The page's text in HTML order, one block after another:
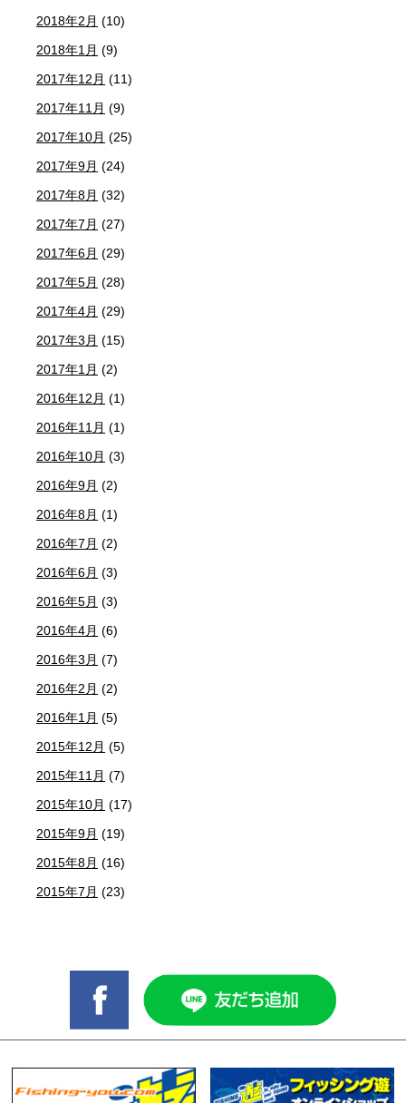
2018年2月 (10)
2018年1月 (9)
2017年12月 (11)
2017年11月 (9)
2017年10月 (25)
2017年9月 (24)
2017年8月 (32)
2017年7月 (27)
2017年6月 (29)
2017年5月 (28)
2017年4月 (29)
2017年3月 (15)
2017年1月 (2)
2016年12月 (1)
2016年11月 (1)
2016年10月 (3)
2016年9月 (2)
2016年8月 (1)
2016年7月 (2)
2016年6月 (3)
2016年5月 (3)
2016年4月 (6)
2016年3月 (7)
2016年2月 (2)
2016年1月 (5)
2015年12月 (5)
2015年11月 (7)
2015年10月 (17)
2015年9月 (19)
2015年8月 (16)
2015年7月 (23)